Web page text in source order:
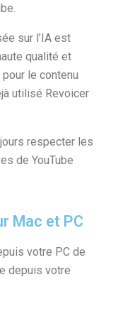
sur l’IA est
qualité et
le contenu
utilisé Revoicer
respecter les
de YouTube
Mac et PC
votre PC de
depuis votre